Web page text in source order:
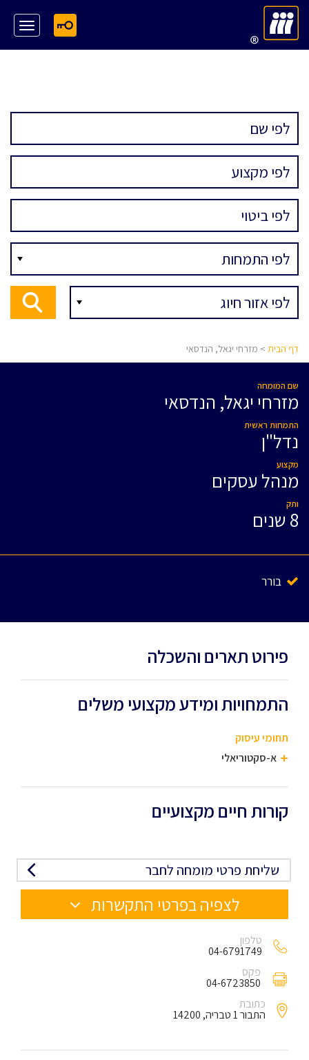
דף הבית > מזרחי יגאל, הנדסאי
שם המומחה
מזרחי יגאל, הנדסאי
התמחות ראשית
נדל"ן
מקצוע
מנהל עסקים
ותק
8 שנים
בורר
פירוט תארים והשכלה
התמחויות ומידע מקצועי משלים
תחומי עיסוק
א-סקטוריאלי
קורות חיים מקצועיים
שליחת פרטי מומחה לחבר
לצפיה בפרטי התקשרות
טלפון
04-6791749
פקס
04-6723850
כתובת
התבור 1 טבריה, 14200